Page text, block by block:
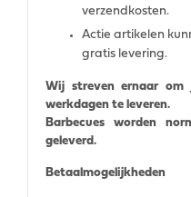
verzendkosten.
Actie artikelen
gratis levering.
Wij streven ernaar
werkdagen te leveren.
Barbecues worden
geleverd.
Betaalmogelijkheden